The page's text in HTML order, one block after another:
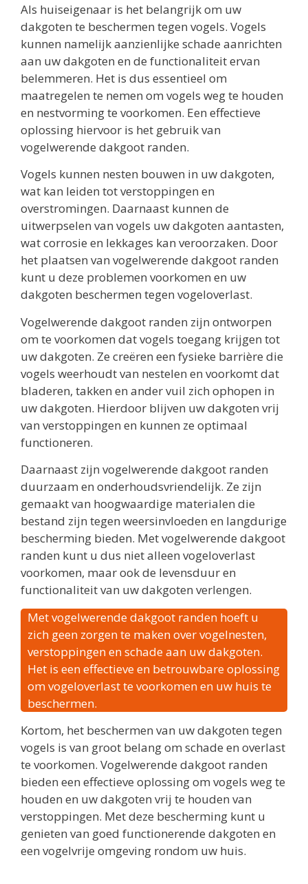
Als huiseigenaar is het belangrijk om uw
dakgoten te beschermen tegen vogels. Vogels
kunnen namelijk aanzienlijke schade aanrichten
aan uw dakgoten en de functionaliteit ervan
belemmeren. Het is dus essentieel om
maatregelen te nemen om vogels weg te houden
en nestvorming te voorkomen. Een effectieve
oplossing hiervoor is het gebruik van
vogelwerende dakgoot randen.
Vogels kunnen nesten bouwen in uw dakgoten,
wat kan leiden tot verstoppingen en
overstromingen. Daarnaast kunnen de
uitwerpselen van vogels uw dakgoten aantasten,
wat corrosie en lekkages kan veroorzaken. Door
het plaatsen van vogelwerende dakgoot randen
kunt u deze problemen voorkomen en uw
dakgoten beschermen tegen vogeloverlast.
Vogelwerende dakgoot randen zijn ontworpen
om te voorkomen dat vogels toegang krijgen tot
uw dakgoten. Ze creëren een fysieke barrière die
vogels weerhoudt van nestelen en voorkomt dat
bladeren, takken en ander vuil zich ophopen in
uw dakgoten. Hierdoor blijven uw dakgoten vrij
van verstoppingen en kunnen ze optimaal
functioneren.
Daarnaast zijn vogelwerende dakgoot randen
duurzaam en onderhoudsvriendelijk. Ze zijn
gemaakt van hoogwaardige materialen die
bestand zijn tegen weersinvloeden en langdurige
bescherming bieden. Met vogelwerende dakgoot
randen kunt u dus niet alleen vogeloverlast
voorkomen, maar ook de levensduur en
functionaliteit van uw dakgoten verlengen.
Met vogelwerende dakgoot randen hoeft u
zich geen zorgen te maken over vogelnesten,
verstoppingen en schade aan uw dakgoten.
Het is een effectieve en betrouwbare oplossing
om vogeloverlast te voorkomen en uw huis te
beschermen.
Kortom, het beschermen van uw dakgoten tegen
vogels is van groot belang om schade en overlast
te voorkomen. Vogelwerende dakgoot randen
bieden een effectieve oplossing om vogels weg te
houden en uw dakgoten vrij te houden van
verstoppingen. Met deze bescherming kunt u
genieten van goed functionerende dakgoten en
een vogelvrije omgeving rondom uw huis.